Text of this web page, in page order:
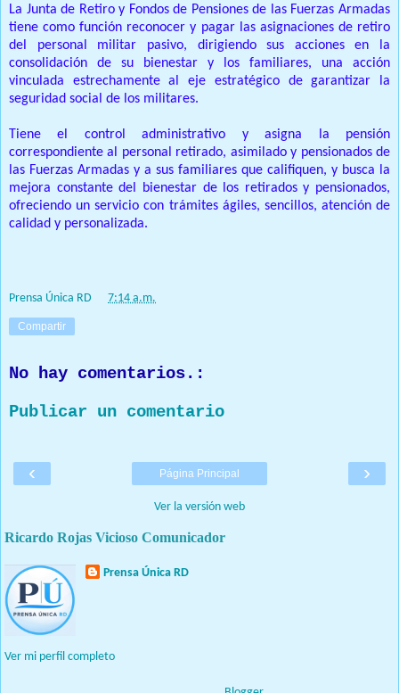
La Junta de Retiro y Fondos de Pensiones de las Fuerzas Armadas
tiene como función reconocer y pagar las asignaciones de retiro
del personal militar pasivo, dirigiendo sus acciones en la
consolidación de su bienestar y los familiares, una acción
vinculada estrechamente al eje estratégico de garantizar la
seguridad social de los militares.
Tiene el control administrativo y asigna la pensión
correspondiente al personal retirado, asimilado y pensionados de
las Fuerzas Armadas y a sus familiares que califiquen, y busca la
mejora constante del bienestar de los retirados y pensionados,
ofreciendo un servicio con trámites ágiles, sencillos, atención de
calidad y personalizada.
Prensa Única RD 7:14 a.m.
Compartir
No hay comentarios.:
Publicar un comentario
‹ ›
Página Principal
Ver la versión web
Ricardo Rojas Vicioso Comunicador
Prensa Única RD
Ver mi perfil completo